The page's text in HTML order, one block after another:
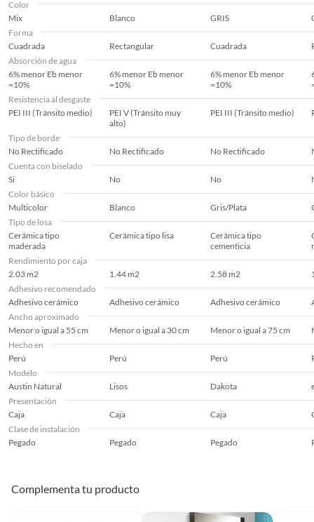
Color
Mix
Blanco GRIS
Forma
Cuadrada
Rectangular Cuadrada
Absorción de agua
6% menor Eb menor
=10%
6% menor Eb menor
=10%
6% menor Eb menor
=10%
Resistencia al desgaste
PEI III (Tránsito medio)
PEI V (Tránsito muy
alto)
PEI III (Tránsito medio)
Tipo de borde
No Rectificado
No Rectificado No Rectificado
Cuenta con biselado
Si
No No
Color básico
Multicolor
Blanco Gris/Plata
Tipo de losa
Cerámica tipo
maderada
Cerámica tipo lisa
Cerámica tipo
cementicia
Rendimiento por caja
2.03 m2
1.44 m2 2.58 m2
Adhesivo recomendado
Adhesivo cerámico
Adhesivo cerámico Adhesivo cerámico
Ancho aproximado
Menor o igual a 55 cm
Menor o igual a 30 cm Menor o igual a 75 cm
Hecho en
Perú
Perú Perú
Modelo
Austin Natural
Lisos Dakota
Presentación
Caja
Caja Caja
Clase de instalación
Pegado
Pegado Pegado
Complementa tu producto